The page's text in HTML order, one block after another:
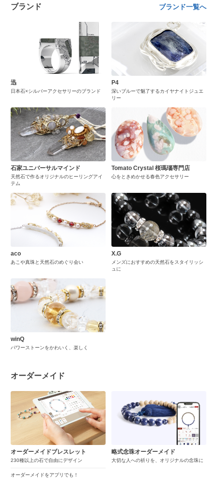
ブランド ブランド一覧へ
迅
日本石×シルバーアクセサリーのブランド
P4
深いブルーで魅了するカイヤナイトジュエ
リー
石家ユニバーサルマインド
天然石で作るオリジナルのヒーリングアイ
テム
Tomato Crystal 桜瑪瑙専門店
心をときめかせる春色アクセサリー
aco
あこや真珠と天然石のめぐり会い
X.G
メンズにおすすめの天然石をスタイリッシ
ュに
winQ
パワーストーンをかわいく、楽しく
オーダーメイド
オーダーメイドブレスレット
230種以上の石で自由にデザイン
オーダーメイドをアプリでも！
略式念珠オーダーメイド
大切な人への祈りを、オリジナルの念珠に